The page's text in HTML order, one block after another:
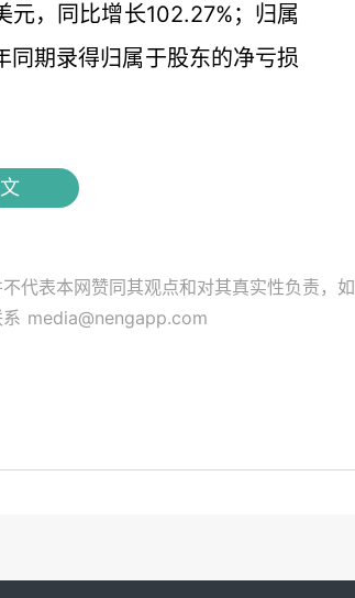
，同比增长102.27%；归属
期录得归属于股东的净亏损
代表本网赞同其观点和对其真实性负责，如
media@nengapp.com